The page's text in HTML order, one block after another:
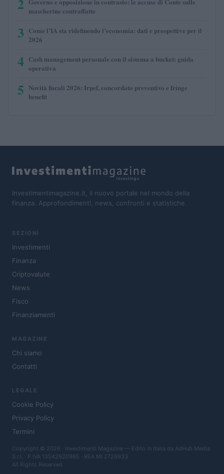
2 mascherine contraffatte
3 Come l’IA sta ridefinendo l’economia: dati e prospettive per il
2026
4 Cash management personale con il sistema a bucket: guida
operativa
5 Novità fiscali 2026: Irpef, concordato preventivo e fringe
benefit
Investimentimagazine.it, il nuovo portale nel mondo della
finanza. Approfondimenti, news, confronti e statistiche.
SEZIONI
Investimenti
Finanza
Criptovalute
News
Fisco
Finanziamenti
MAGAZINE
Chi siamo
Contatti
LEGALE
Cookie Policy
Privacy Policy
Termini
Copyright © 2026 · Investimenti Magazine — Edito in Italia da AdHub Media
S.r.l. · P.IVA 13542920965 · REA MI 2729933
All Rights Reserved